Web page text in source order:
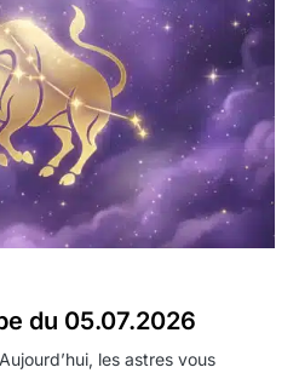
du 05.07.2026
les astres vous